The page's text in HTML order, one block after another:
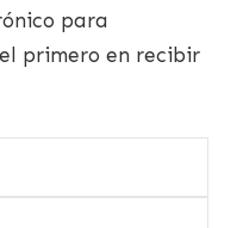
para
primero en recibir